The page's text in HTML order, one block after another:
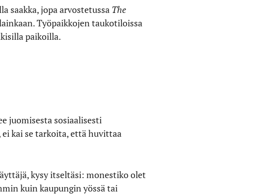
saakka, jopa arvostetussa The
Työpaikkojen taukotiloissa
paikoilla.
juomisesta sosiaalisesti
kai se tarkoita, että huvittaa
kysy itseltäsi: monestiko olet
kuin kaupungin yössä tai